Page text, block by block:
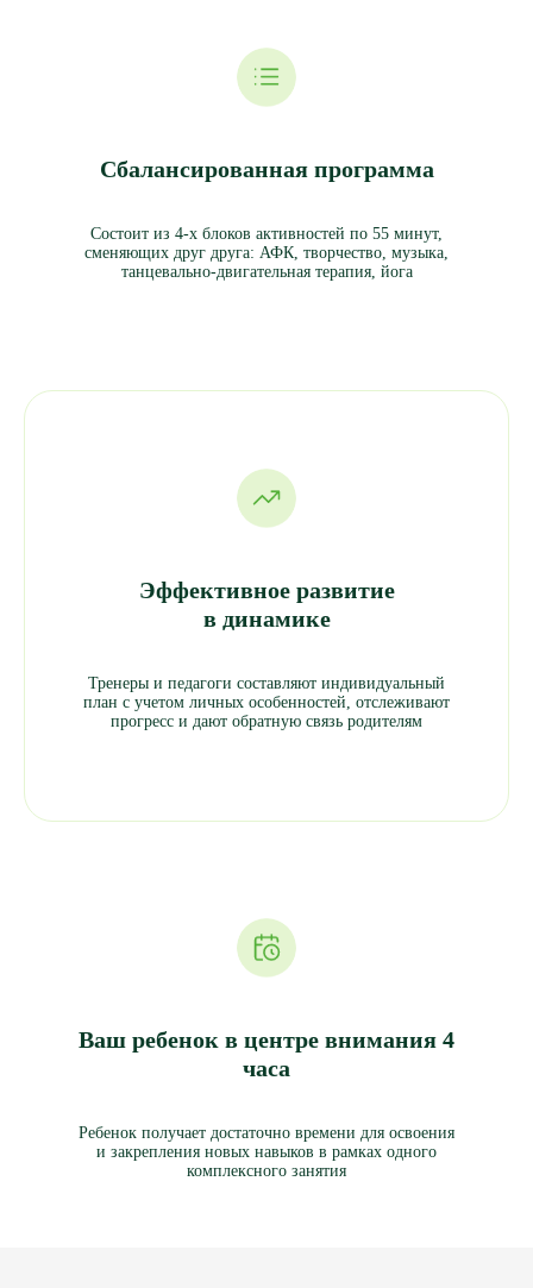
Сбалансированная программа
Состоит из 4-х блоков активностей по 55 минут,
сменяющих друг друга: АФК, творчество, музыка,
танцевально-двигательная терапия, йога
Эффективное развитие
в динамике
Тренеры и педагоги составляют индивидуальный
план с учетом личных особенностей, отслеживают
прогресс и дают обратную связь родителям
Ваш ребенок в центре внимания 4
часа
Ребенок получает достаточно времени для освоения
и закрепления новых навыков в рамках одного
комплексного занятия